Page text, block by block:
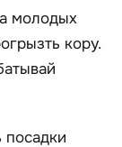
молодых
кору.